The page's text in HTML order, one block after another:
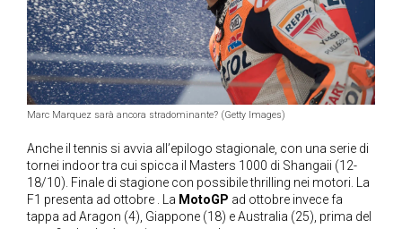
Marc Marquez sarà ancora stradominante? (Getty Images)
Anche il tennis si avvia all’epilogo stagionale, con una serie di
tornei indoor tra cui spicca il Masters 1000 di Shangaii (12-
18/10). Finale di stagione con possibile thrilling nei motori. La
F1 presenta ad ottobre . La MotoGP ad ottobre invece fa
tappa ad Aragon (4), Giappone (18) e Australia (25), prima del